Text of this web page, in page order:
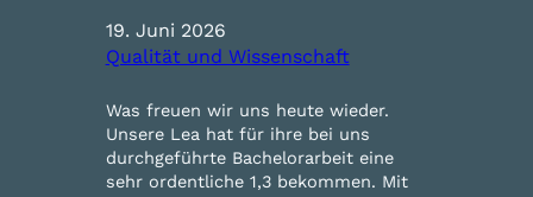
19. Juni 2026
Qualität und Wissenschaft
Was freuen wir uns heute wieder.
Unsere Lea hat für ihre bei uns
durchgeführte Bachelorarbeit eine
sehr ordentliche 1,3 bekommen. Mit